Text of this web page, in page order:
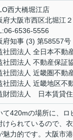
西大橋堀江店
府大阪市西区北堀江
6536-5556
府知事 (3) 第58557号
社団法人 全日本不動
社団法人 不動産保証
社団法人 近畿圏不動
社団法人 近畿地区不
財団法人 日本賃貸
て420mの場所に、ロ
けられているので、
魅力的です。大阪市